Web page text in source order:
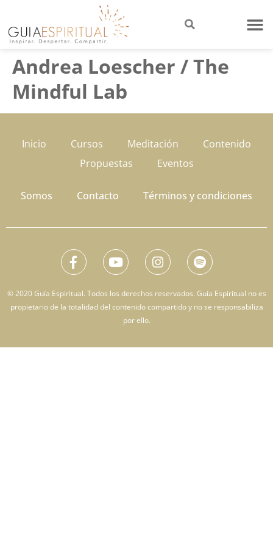
Andrea Loescher / The
Mindful Lab
Inicio Cursos Meditación
Contenido
Propuestas
Eventos
Somos Contacto Términos y condiciones
© 2020 Guía Espiritual. Todos los derechos reservados. Guía Espiritual no es
propietario de la totalidad del contenido compartido y no se responsabiliza
por ello.